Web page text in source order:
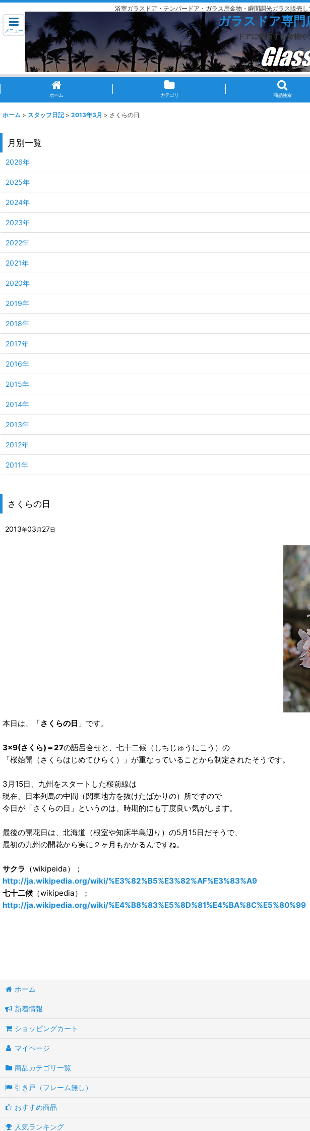
浴室ガラスドア・テンパードア・ガラス用金物・瞬間調光ガラス販売
メニュー
ガラスドア専門
ドアに使用する金物
ホーム カテゴリ 商品検索
ホーム > スタッフ日記 > 2013年3月 > さくらの日
さくらの日
2013年03 月 27日
本日は、「さくらの日 」です。
3×9(さくら)＝27の語呂合せと、七十二候（しちじゅうにこう）の
「桜始開（さくらはじめてひらく）」が重なっていることから制定されたそうです。
3月15日、九州をスタートした桜前線は
現在、日本列島の中間（関東地方を抜けたばかりの）所ですので
今日が「さくらの日」というのは、時期的にも丁度良い気がします。
最後の開花日は、北海道（根室や知床半島辺り）の5月15日だそうで、
最初の九州の開花から実に２ヶ月もかかるんですね。
サクラ （wikipeida）；
http://ja.wikipedia.org/wiki/%E3%82%B5%E3%82%AF%E3%83%A9
七十二候 （wikipedia）；
http://ja.wikipedia.org/wiki/%E4%B8%83%E5%8D%81%E4%BA%8C%E5%80%99
月別一覧
2026年
2025年
2024年
2023年
2022年
2021年
2020年
2019年
2018年
2017年
2016年
2015年
2014年
2013年
2012年
2011年
ホーム
新着情報
ショッピングカート
マイページ
商品カテゴリ一覧
引き戸（フレーム無し）
おすすめ商品
人気ランキング